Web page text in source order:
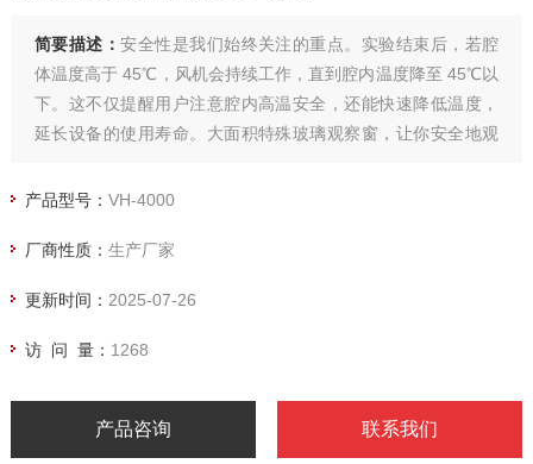
简要描述：安全性是我们始终关注的重点。实验结束后，若腔
体温度高于 45℃，风机会持续工作，直到腔内温度降至 45℃以
下。这不仅提醒用户注意腔内高温安全，还能快速降低温度，
延长设备的使用寿命。大面积特殊玻璃观察窗，让你安全地观
产品型号： VH-4000
厂商性质： 生产厂家
更新时间： 2025-07-26
访 问 量： 1268
产品咨询 联系我们